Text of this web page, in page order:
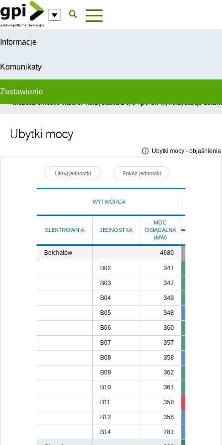
Przejdź do komentarzy
Informacje
Komunikaty
Zestawienie
W celu świadczenia usług na najwyższym poziomie, serwis GPI
Możesz określić warunki korzystania z tych plików wykorzystując
Ubytki mocy
Ubytki mocy - objaśnienia
Ukryj jednostki Pokaż jednostki
WYTWÓRCA
ELEKTROWNIA JEDNOSTKA
MOC
OSIĄGALNA
(MW)
Bełchatów 4680
B02 341
B03 347
B04 349
B05 348
B06 360
B07 357
B08 358
B09 362
B10 361
B11 358
B12 358
B14 781